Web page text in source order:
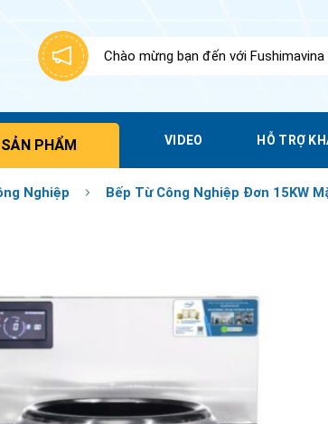
Chào mừng bạn đến với Fushimavina
PHẨM VIDEO HỖ TRỢ
Nghiệp Bếp Từ Công Nghiệp Đơn 15KW